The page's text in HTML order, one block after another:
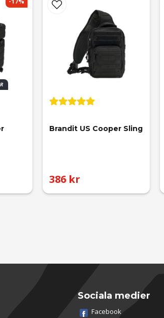
Brandit US Cooper Sling
386 kr
Sociala medier
Facebook